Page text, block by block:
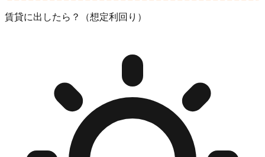
賃貸に出したら？（想定利回り）